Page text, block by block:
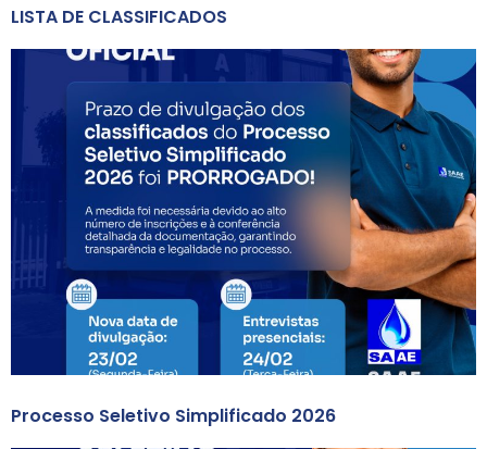
LISTA DE CLASSIFICADOS
Processo Seletivo Simplificado 2026